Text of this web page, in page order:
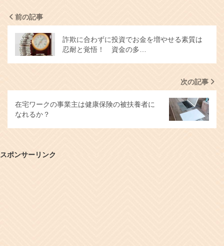
前の記事
詐欺に合わずに投資でお金を増やせる素質は
忍耐と覚悟！ 資金の多…
次の記事
在宅ワークの事業主は健康保険の被扶養者に
なれるか？
スポンサーリンク